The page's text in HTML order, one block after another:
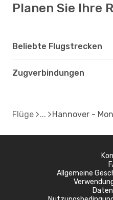
Planen Sie Ihre
Beliebte Flugstrecken
Zugverbindungen
Flüge Hannover -
Allgemeine